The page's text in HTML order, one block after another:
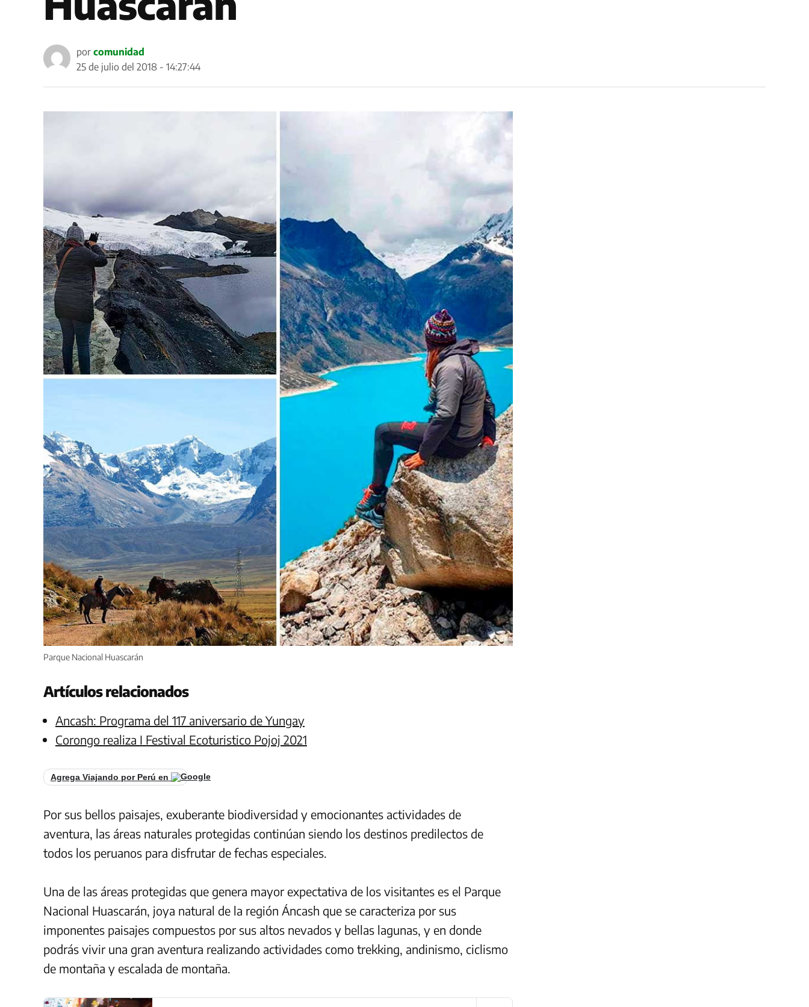
por comunidad
25 de julio del 2018 - 14:27:44
Parque Nacional Huascarán
Artículos relacionados
Ancash: Programa del 117 aniversario de Yungay
Corongo realiza I Festival Ecoturistico Pojoj 2021
Agrega Viajando por Perú en
Por sus bellos paisajes, exuberante biodiversidad y emocionantes actividades de
aventura, las áreas naturales protegidas continúan siendo los destinos predilectos de
todos los peruanos para disfrutar de fechas especiales.
Una de las áreas protegidas que genera mayor expectativa de los visitantes es el Parque
Nacional Huascarán, joya natural de la región Áncash que se caracteriza por sus
imponentes paisajes compuestos por sus altos nevados y bellas lagunas, y en donde
podrás vivir una gran aventura realizando actividades como trekking, andinismo, ciclismo
de montaña y escalada de montaña.